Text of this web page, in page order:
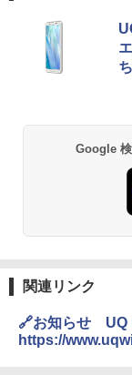
Google
関連リンク
🔗お知らせ UQ
https://